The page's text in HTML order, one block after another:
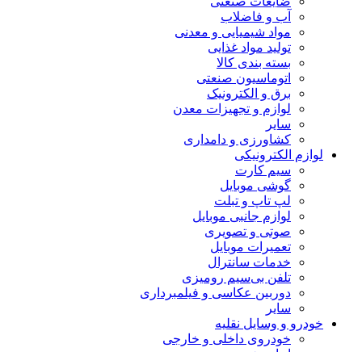
آب و فاضلاب
مواد شیمیایی و معدنی
تولید مواد غذایی
بسته بندی کالا
اتوماسیون صنعتی
برق و الکترونیک
لوازم و تجهیزات معدن
سایر
کشاورزی و دامداری
لوازم الکترونیکی
سیم کارت
گوشی موبایل
لپ تاپ و تبلت
لوازم جانبی موبایل
صوتی و تصویری
تعمیرات موبایل
خدمات سانترال
تلفن بی‌سیم رومیزی
دوربین عکاسی و فیلمبرداری
سایر
خودرو و وسایل نقلیه
خودروی داخلی و خارجی